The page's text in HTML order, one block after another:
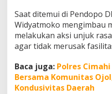
:
I
t
u
U
t
u
k
Saat ditemui di Pendopo
Widyatmoko mengimbau
melakukan aksi unjuk
agar tidak merusak
Baca juga: Polres
Bersama Komunitas
Kondusivitas Daerah